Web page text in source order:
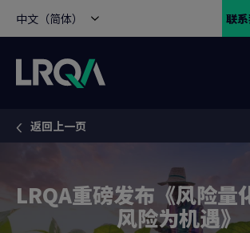
中文（简体） 联
You are here:
返回上一页
LRQA重磅发布《风险量
风险为机遇》